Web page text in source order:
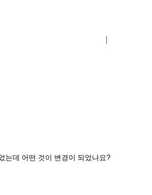
는데 어떤 것이 변경이 되었나요?